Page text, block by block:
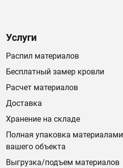
Услуги
Распил материалов
Бесплатный замер кровли
Расчет материалов
Доставка
Хранение на складе
Полная упаковка материалами
вашего объекта
Выгрузка/подъем материалов